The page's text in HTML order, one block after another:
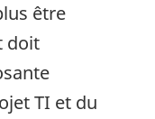
être
doit
TI et du